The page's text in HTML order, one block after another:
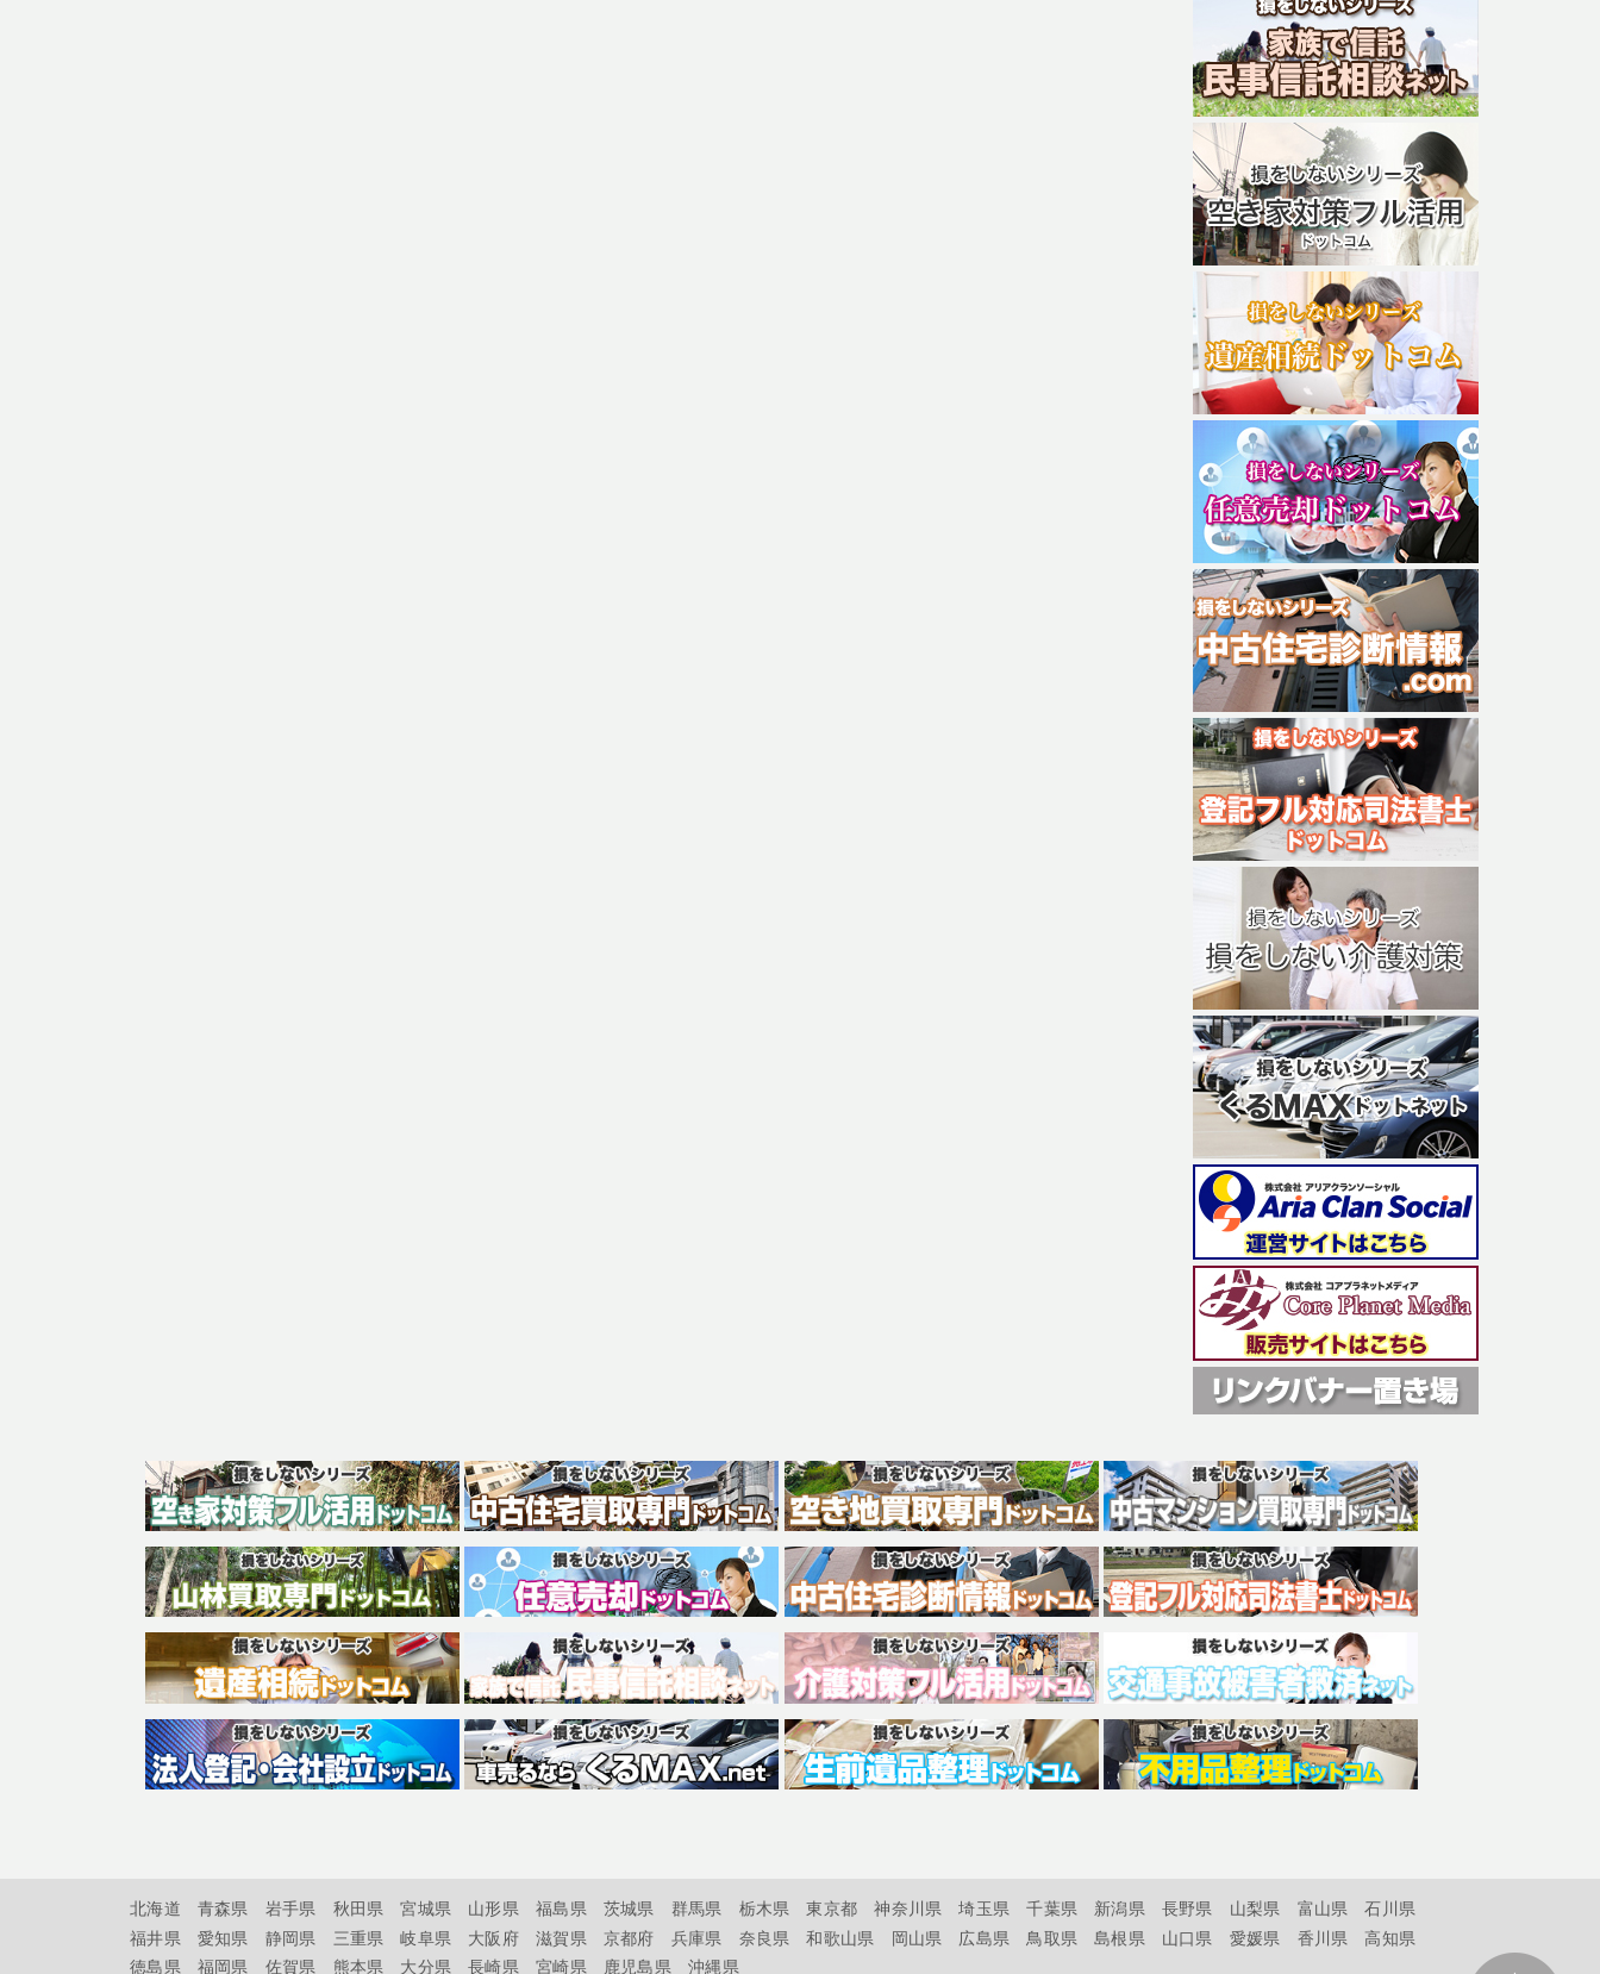
北海道 青森県 岩手県 秋田県 宮城県 山形県 福島県 茨城県 群馬県 栃木県 東京都 神奈川県 埼玉県 千葉県 新潟県 長野県 山梨県 富山県
石川県
福井県
愛知県 静岡県 三重県 岐阜県 大阪府 滋賀県 京都府 兵庫県 奈良県 和歌山県 岡山県 広島県 鳥取県 島根県 山口県 愛媛県 香川県
高知県
徳島県
福岡県 佐賀県 熊本県 大分県 長崎県 宮崎県 鹿児島県 沖縄県